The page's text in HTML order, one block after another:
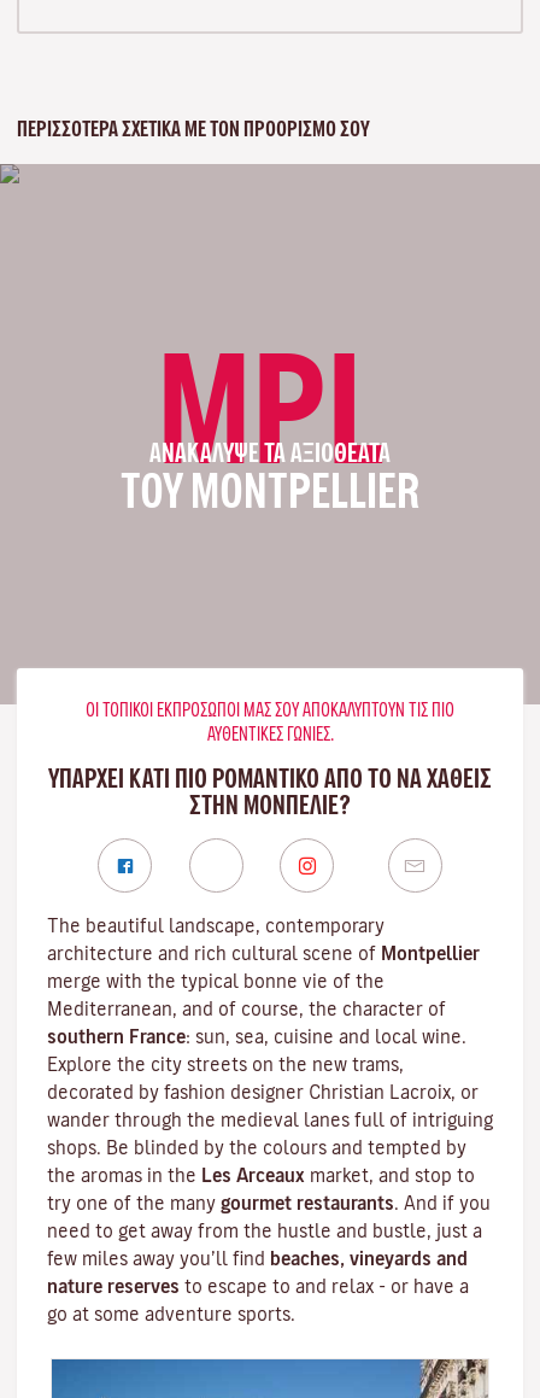
ΠΕΡΙΣΣΌΤΕΡΑ ΣΧΕΤΙΚΆ ΜΕ ΤΟΝ ΠΡΟΟΡΙΣΜΌ ΣΟΥ
MPL
ΑΝΑΚΆΛΥΨΕ ΤΑ ΑΞΙΟΘΈΑΤΑ
ΤΟΥ MONTPELLIER
ΟΙ ΤΟΠΙΚΟΊ ΕΚΠΡΌΣΩΠΟΊ ΜΑΣ ΣΟΥ ΑΠΟΚΑΛΎΠΤΟΥΝ ΤΙΣ ΠΙΟ
ΑΥΘΕΝΤΙΚΈΣ ΓΩΝΙΈΣ.
ΥΠΑΡΧΕΙ ΚΑΤΙ ΠΙΟ ΡΟΜΑΝΤΙΚΟ ΑΠΟ ΤΟ ΝΑ ΧΑΘΕΙΣ
ΣΤΗΝ ΜΟΝΠΕΛΙΈ?
The beautiful landscape, contemporary
architecture and rich cultural scene of Montpellier
merge with the typical bonne vie of the
Mediterranean, and of course, the character of
southern France: sun, sea, cuisine and local wine.
Explore the city streets on the new trams,
decorated by fashion designer Christian Lacroix, or
wander through the medieval lanes full of intriguing
shops. Be blinded by the colours and tempted by
the aromas in the Les Arceaux market, and stop to
try one of the many gourmet restaurants. And if you
need to get away from the hustle and bustle, just a
few miles away you’ll find beaches, vineyards and
nature reserves to escape to and relax - or have a
go at some adventure sports.